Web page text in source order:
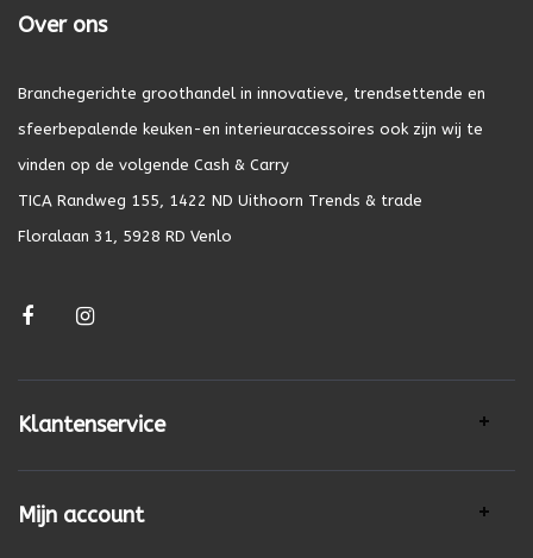
Over ons
Branchegerichte groothandel in innovatieve, trendsettende en
sfeerbepalende keuken-en interieuraccessoires ook zijn wij te
vinden op de volgende Cash & Carry
TICA Randweg 155, 1422 ND Uithoorn Trends & trade
Floralaan 31, 5928 RD Venlo
Klantenservice
Mijn account